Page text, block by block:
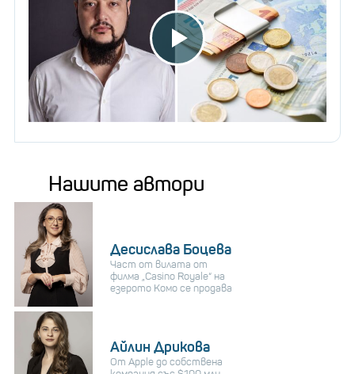
Нашите автори
Десислава Боцева
Част от вилата от
филма „Casino Royale“ на
езерото Комо се продава
Айлин Дрикова
От Apple до собствена